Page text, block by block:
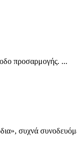
προσαρμογής. ...
συχνά